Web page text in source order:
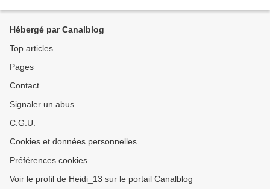
Hébergé par Canalblog
Top articles
Pages
Contact
Signaler un abus
C.G.U.
Cookies et données personnelles
Préférences cookies
Voir le profil de Heidi_13 sur le portail Canalblog